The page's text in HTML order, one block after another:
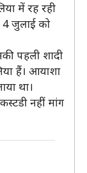
में रह रही
जुलाई को
पहली शादी
हैं। आयाशा
था।
नहीं मांग